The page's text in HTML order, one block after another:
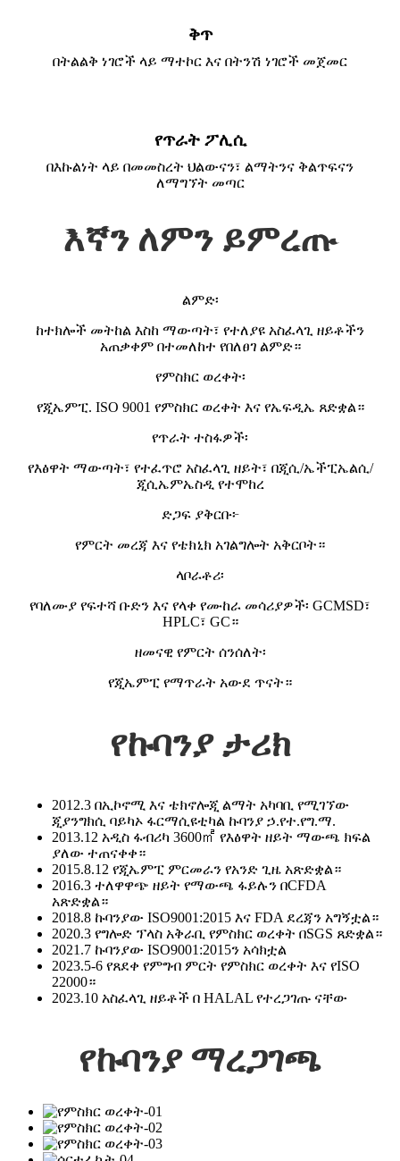
ቅጥ
በትልልቅ ነገሮች ላይ ማተኮር እና በትንሽ ነገሮች መጀመር
የጥራት ፖሊሲ
በእኩልነት ላይ በመመስረት ህልውናን፣ ልማትንና ቅልጥፍናን
ለማግኘት መጣር
እኛን ለምን ይምረጡ
ልምድ፡
ከተክሎች መትከል እስከ ማውጣት፣ የተለያዩ አስፈላጊ ዘይቶችን
አጠቃቀም በተመለከተ የበለፀገ ልምድ።
የምስክር ወረቀት፡
የጂኤምፒ. ISO 9001 የምስክር ወረቀት እና የኤፍዲኤ ጸድቋል።
የጥራት ተስፋዎች፡
የእፅዋት ማውጣት፣ የተፈጥሮ አስፈላጊ ዘይት፣ በጂሲ/ኤችፒኤልሲ/
ጂሲኤምኤስዲ የተሞከረ
ድጋፍ ያቅርቡ፦
የምርት መረጃ እና የቴክኒክ አገልግሎት አቅርቦት።
ላቦራቶሪ፡
የባለሙያ የፍተሻ ቡድን እና የላቀ የሙከራ መሳሪያዎች፡ GCMSD፣
HPLC፣ GC።
ዘመናዊ የምርት ሰንሰለት፡
የጂኤምፒ የማጥራት አውደ ጥናት።
የኩባንያ ታሪክ
2012.3 በኢኮኖሚ እና ቴክኖሎጂ ልማት አካባቢ የሚገኘው
ጂያንግክሲ ባይካኦ ፋርማሲዩቲካል ኩባንያ ኃ.የተ.የግ.ማ.
2013.12 አዲስ ፋብሪካ 3600㎡ የእፅዋት ዘይት ማውጫ ክፍል
ያለው ተጠናቀቀ።
2015.8.12 የጂኤምፒ ምርመራን የአንድ ጊዜ አጽድቋል።
2016.3 ተለዋዋጭ ዘይት የማውጫ ፋይሉን በCFDA
አጽድቋል።
2018.8 ኩባንያው ISO9001:2015 እና FDA ደረጃን አግኝቷል።
2020.3 የግሎድ ፕላስ አቅራቢ የምስክር ወረቀት በSGS ጸድቋል።
2021.7 ኩባንያው ISO9001:2015ን አሳክቷል
2023.5-6 የጸደቀ የምግብ ምርት የምስክር ወረቀት እና የISO
22000።
2023.10 አስፈላጊ ዘይቶች በ HALAL የተረጋገጡ ናቸው
የኩባንያ ማረጋገጫ